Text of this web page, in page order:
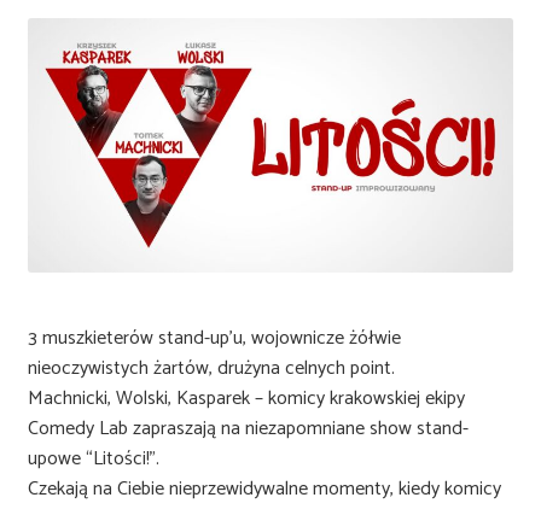
3 muszkieterów stand-up’u, wojownicze żółwie
nieoczywistych żartów, drużyna celnych point.
Machnicki, Wolski, Kasparek – komicy krakowskiej ekipy
Comedy Lab zapraszają na niezapomniane show stand-
upowe “Litości!”.
Czekają na Ciebie nieprzewidywalne momenty, kiedy komicy